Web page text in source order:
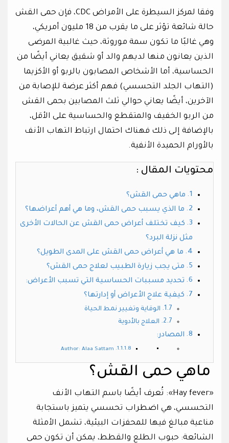
وفقا لمركز السيطرة على الأمراض CDC، فإن حمى القش
حالة شائعة تؤثر على ما يقرب من 18 مليون أمريكي،
وهي غالبًا ما تكون سمة موروثة، حيث غالبية المرضى
الذين يعانون منها لديهم والد أو شقيق يعاني أيضًا من
الحساسية، أما الأشخاص المصابون بالربو أو الأكزيما
(التهاب الجلد التحسسي) فهم أكثر عرضة للإصابة من
الآخرين، أيضًا يعاني حوالي ثلث المصابين بحمى القش
من الربو الخفيف والمتقطع والحساسية على الأقل،
بالإضافة إلى ذلك فهناك احتمال ارتباط التهاب الأنف
بالأورام الحميدة الأنفية.
محتويات المقال :
ماهي حمى القش؟
ما الذي يسبب حمى القش، وما هي أهم أعراضها؟
كيف تختلف أعراض حمى القش عن الحالات الأخرى
مثل نزلة البرد؟
ما هي أعراض حمى القش على المدى الطويل؟
متى يجب زيارة الطبيب لعلاج حمى القش؟
تحديد مسببات الحساسية التي تسبب الأعراض:
كيفية علاج الأعراض أو إدارتها؟
الوقاية وتغيير نمط الحياة
العلاج بالأدوية
المصادر:
Author: Alaa Sattam
ماهي حمى القش؟
«Hay fever»: تُعرف أيضًا باسم التهاب الأنف
التحسسي، هي اضطراب تحسسي يتميز باستجابة
مناعية مبالغ فيها للمحفزات البيئية، تشمل الأمثلة
الشائعة: حبوب الطلع والقطط، يمكن أن تكون حمى